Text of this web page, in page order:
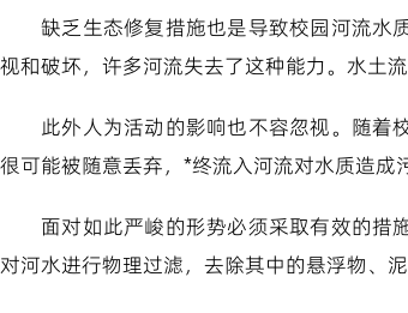
缺乏生态修复措施也是导致校园河流水
视和破坏，许多河流失去了这种能力。水土
此外人为活动的影响也不容忽视。随着
很可能被随意丢弃，*终流入河流对水质造成
面对如此严峻的形势必须采取有效的措
对河水进行物理过滤，去除其中的悬浮物、